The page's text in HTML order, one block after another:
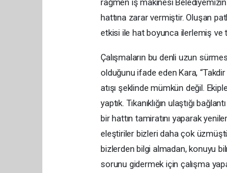
rağmen iş makinesi
hattına zarar vermiştir. Oluşan
etkisi ile hat boyunca ilerlemiş ve
Çalışmaların bu denli uzun
olduğunu ifade eden Kara,
atışı şeklinde mümkün değil.
yaptık. Tıkanıklığın ulaştığı
bir hattın tamiratını yaparak
eleştiriler bizleri daha çok
bizlerden bilgi almadan, konuyu
sorunu gidermek için çalışma